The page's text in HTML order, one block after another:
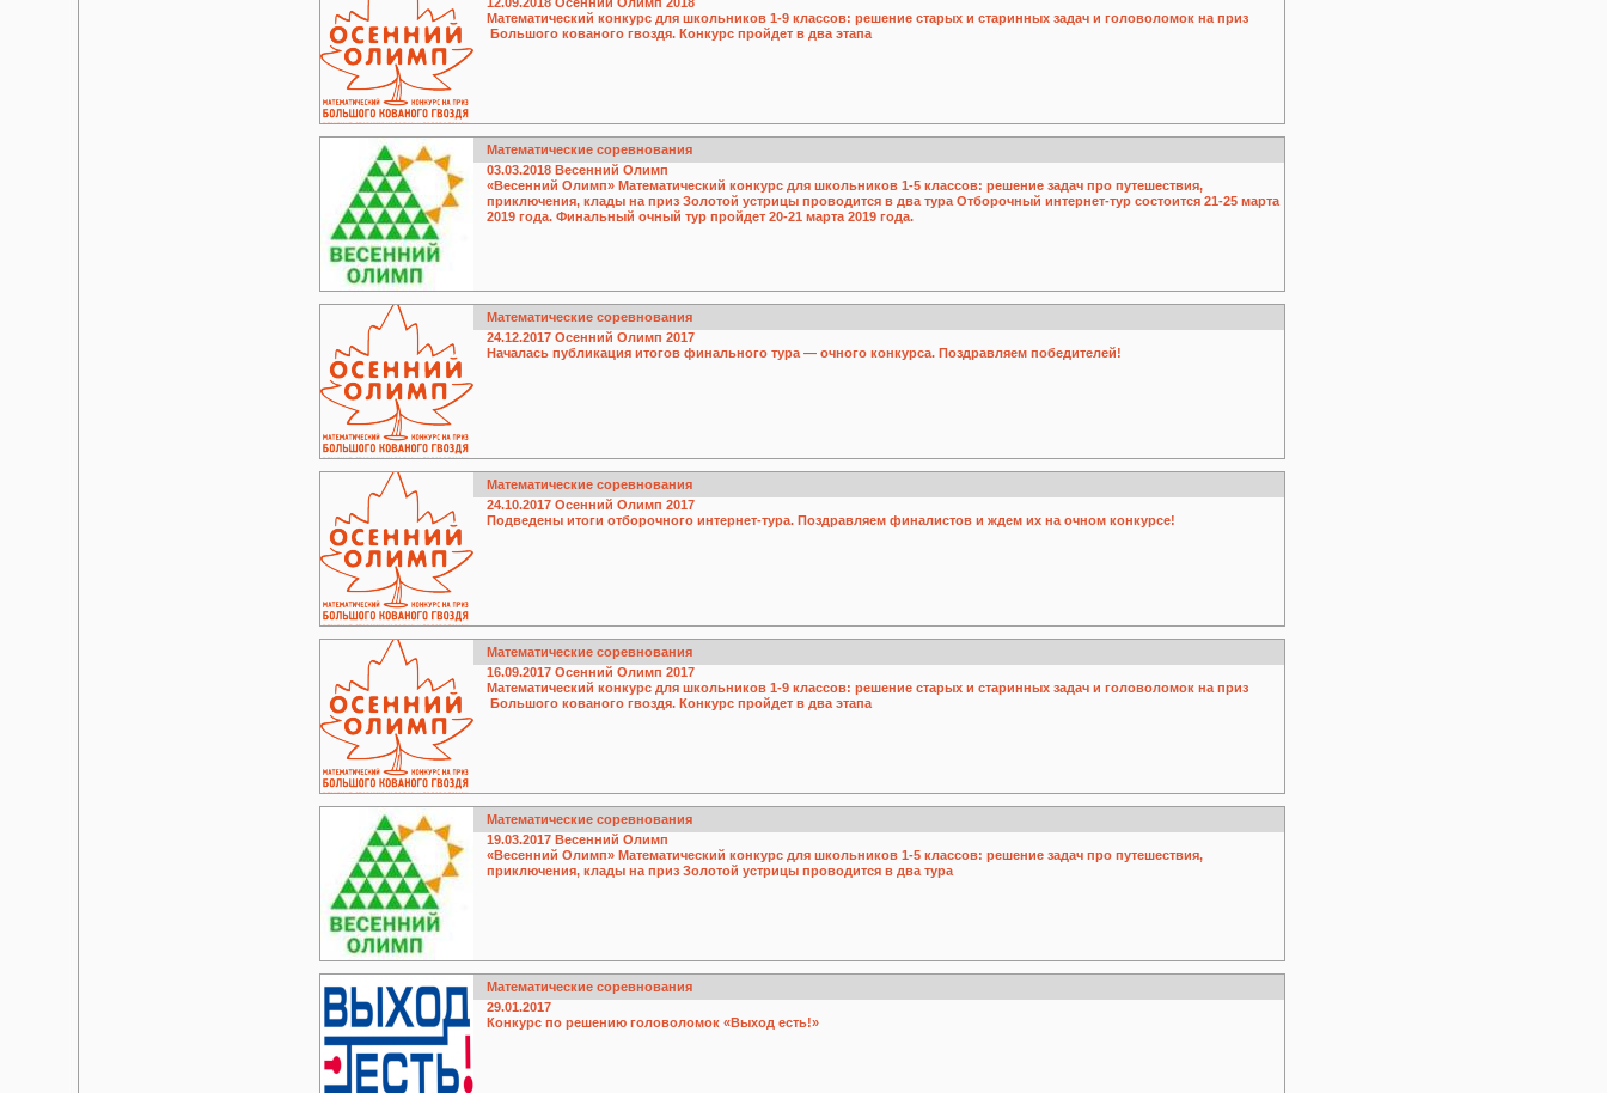
Математический конкурс для школьников 1-9 классов: решение старых и старинных задач и головоломок на приз
Большого кованого гвоздя. Конкурс пройдет в два этапа
Математические соревнования
03.03.2018 Весенний Олимп
«Весенний Олимп» Математический конкурс для школьников 1-5 классов: решение задач про путешествия,
приключения, клады на приз Золотой устрицы проводится в два тура Отборочный интернет-тур состоится 21-25 марта
2019 года. Финальный очный тур пройдет 20-21 марта 2019 года.
Математические соревнования
24.12.2017 Осенний Олимп 2017
Началась публикация итогов финального тура — очного конкурса. Поздравляем победителей!
Математические соревнования
24.10.2017 Осенний Олимп 2017
Подведены итоги отборочного интернет-тура. Поздравляем финалистов и ждем их на очном конкурсе!
Математические соревнования
16.09.2017 Осенний Олимп 2017
Математический конкурс для школьников 1-9 классов: решение старых и старинных задач и головоломок на приз
Большого кованого гвоздя. Конкурс пройдет в два этапа
Математические соревнования
19.03.2017 Весенний Олимп
«Весенний Олимп» Математический конкурс для школьников 1-5 классов: решение задач про путешествия,
приключения, клады на приз Золотой устрицы проводится в два тура
Математические соревнования
29.01.2017
Конкурс по решению головоломок «Выход есть!»